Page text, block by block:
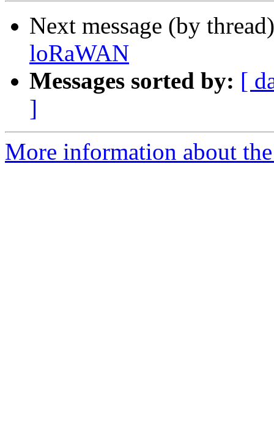
Next message (by
loRaWAN
Messages sorted by: [
]
More information about